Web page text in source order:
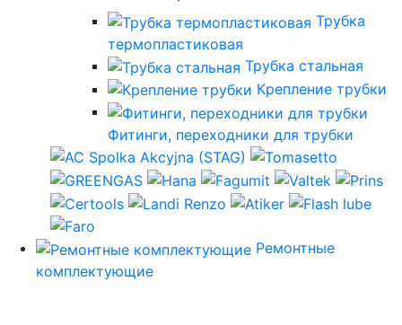
Трубка
термопластиковая
Трубка стальная
Крепление трубки
Фитинги, переходники для трубки
Ремонтные
комплектующие